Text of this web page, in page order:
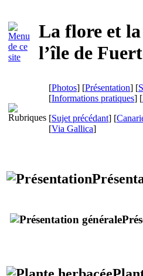
La flore et
l’île de
[Photos] [Présentation] [
[Informations pratiques] [
[Sujet précédant] [
[Via Gallica]